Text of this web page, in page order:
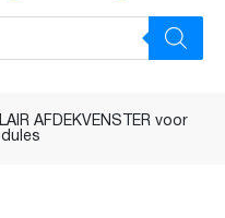
AFDEKVENSTER voor